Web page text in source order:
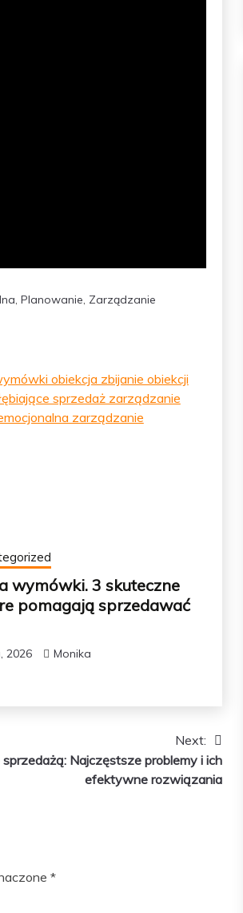
, Planowanie, Zarządzanie
wymówki. 3 skuteczne
pomagają sprzedawać
2026 Monika
Next:
Najczęstsze problemy i ich
efektywne rozwiązania
*